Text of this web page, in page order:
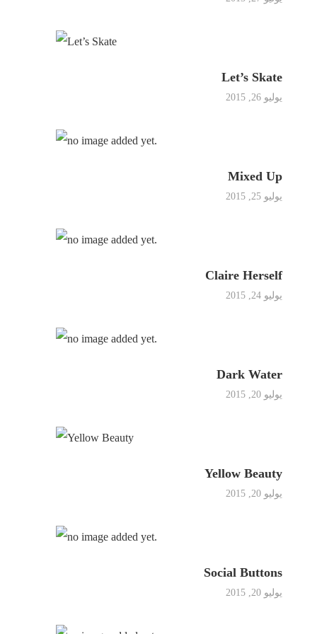
Let’s Skate
يوليو 26, 2015
Mixed Up
يوليو 25, 2015
Claire Herself
يوليو 24, 2015
Dark Water
يوليو 20, 2015
Yellow Beauty
يوليو 20, 2015
Social Buttons
يوليو 20, 2015
شهاب
شهاب
شهاب